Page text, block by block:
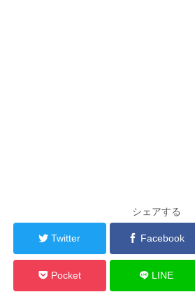
シェアする
Twitter Facebook
Pocket LINE